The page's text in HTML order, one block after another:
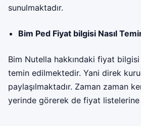
sunulmaktadır.
Bim Ped Fiyat bilgisi Nasıl
Bim Nutella hakkındaki fiyat
temin edilmektedir. Yani direk
paylaşılmaktadır. Zaman zaman
yerinde görerek de fiyat listelerine